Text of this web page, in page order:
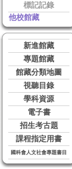
標記記錄
他校館藏
新進館藏
專題館藏
館藏分類地圖
視聽目錄
學科資源
電子書
招生考古題
課程指定用書
國科會人文社會專題書目